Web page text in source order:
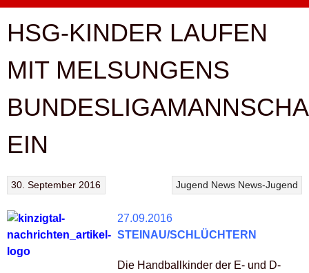
HSG-KINDER LAUFEN
MIT MELSUNGENS
EIN
Jugend News News-Jugend
30. September 2016
27.09.2016
STEINAU/SCHLÜCHTERN
Die Handballkinder der E- und D-